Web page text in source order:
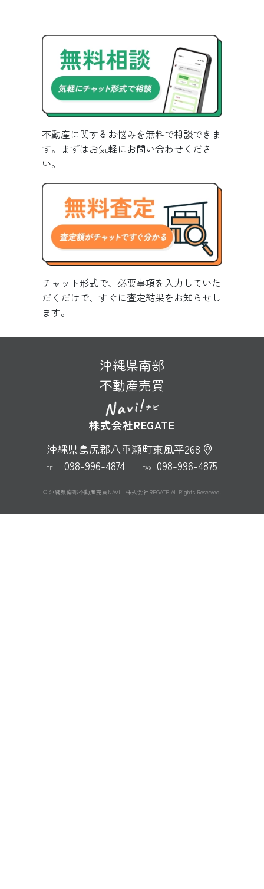
不動産に関するお悩みを無料で相談できま
す。まずはお気軽にお問い合わせくださ
い。
チャット形式で、必要事項を入力していた
だくだけで、すぐに査定結果をお知らせし
ます。
沖縄県南部
不動産売買
株式会社REGATE
沖縄県島尻郡八重瀬町東風平268
TEL 098-996-4874 FAX 098-996-4875
© 沖縄県南部不動産売買NAVI | 株式会社REGATE All Rights Reserved.